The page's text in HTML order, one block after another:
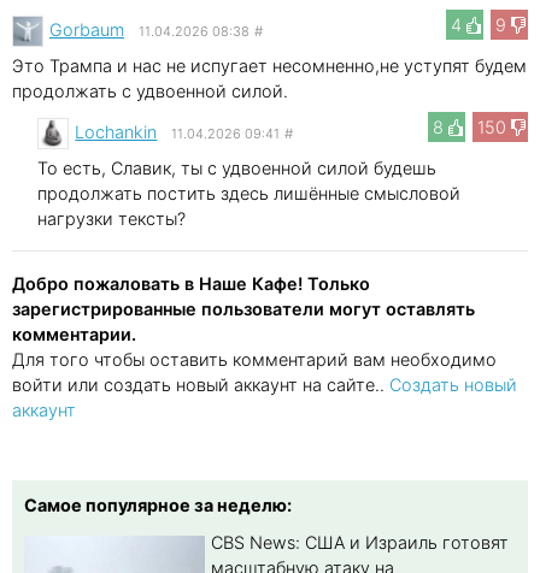
4 9
Gorbaum 11.04.2026 08:38 #
Это Трампа и нас не испугает несомненно,не уступят будем
продолжать с удвоенной силой.
8
150
Lochankin 11.04.2026 09:41 #
То есть, Славик, ты с удвоенной силой будешь
продолжать постить здесь лишённые смысловой
нагрузки тексты?
Добро пожаловать в Наше Кафе! Только
зарегистрированные пользователи могут оставлять
комментарии.
Для того чтобы оставить комментарий вам необходимо
войти или создать новый аккаунт на сайте.. Создать новый
аккаунт
Самое популярное за неделю:
CBS News: США и Израиль готовят
масштабную атаку на